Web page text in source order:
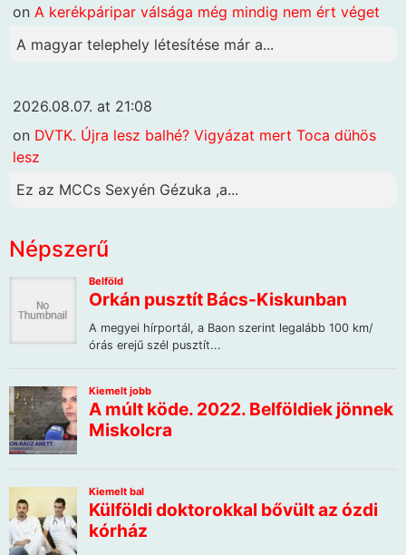
on A kerékpáripar válsága még mindig nem ért véget
A magyar telephely létesítése már a...
2026.08.07. at 21:08
on DVTK. Újra lesz balhé? Vigyázat mert Toca dühös
lesz
Ez az MCCs Sexyén Gézuka ,a...
Népszerű